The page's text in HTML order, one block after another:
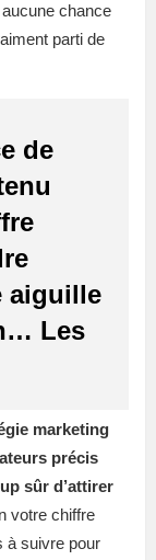
chance
parti de
de
aiguille
Les
marketing
précis
sûr d’attirer
votre chiffre
à suivre pour